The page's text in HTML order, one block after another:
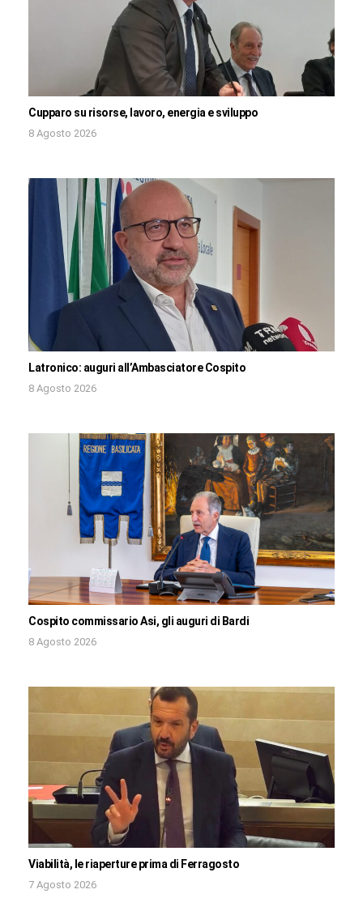
Cupparo su risorse, lavoro, energia e sviluppo
8 Agosto 2026
Latronico: auguri all’Ambasciatore Cospito
8 Agosto 2026
Cospito commissario Asi, gli auguri di Bardi
8 Agosto 2026
Viabilità, le riaperture prima di Ferragosto
7 Agosto 2026